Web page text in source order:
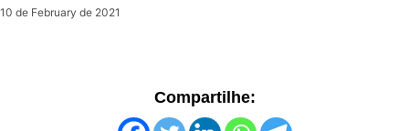
10 de February de 2021
Compartilhe: